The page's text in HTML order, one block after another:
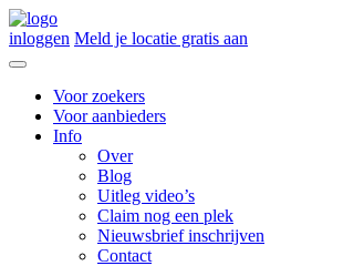
inloggen Meld je locatie gratis aan
Voor zoekers
Voor aanbieders
Info
Over
Blog
Uitleg video’s
Claim nog een plek
Nieuwsbrief inschrijven
Contact